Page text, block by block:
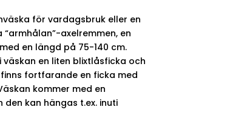
för vardagsbruk eller en
axelremmen, en
en längd på 75-140 cm.
en liten blixtlåsficka och
fortfarande en ficka med
kommer med en
kan hängas t.ex. inuti